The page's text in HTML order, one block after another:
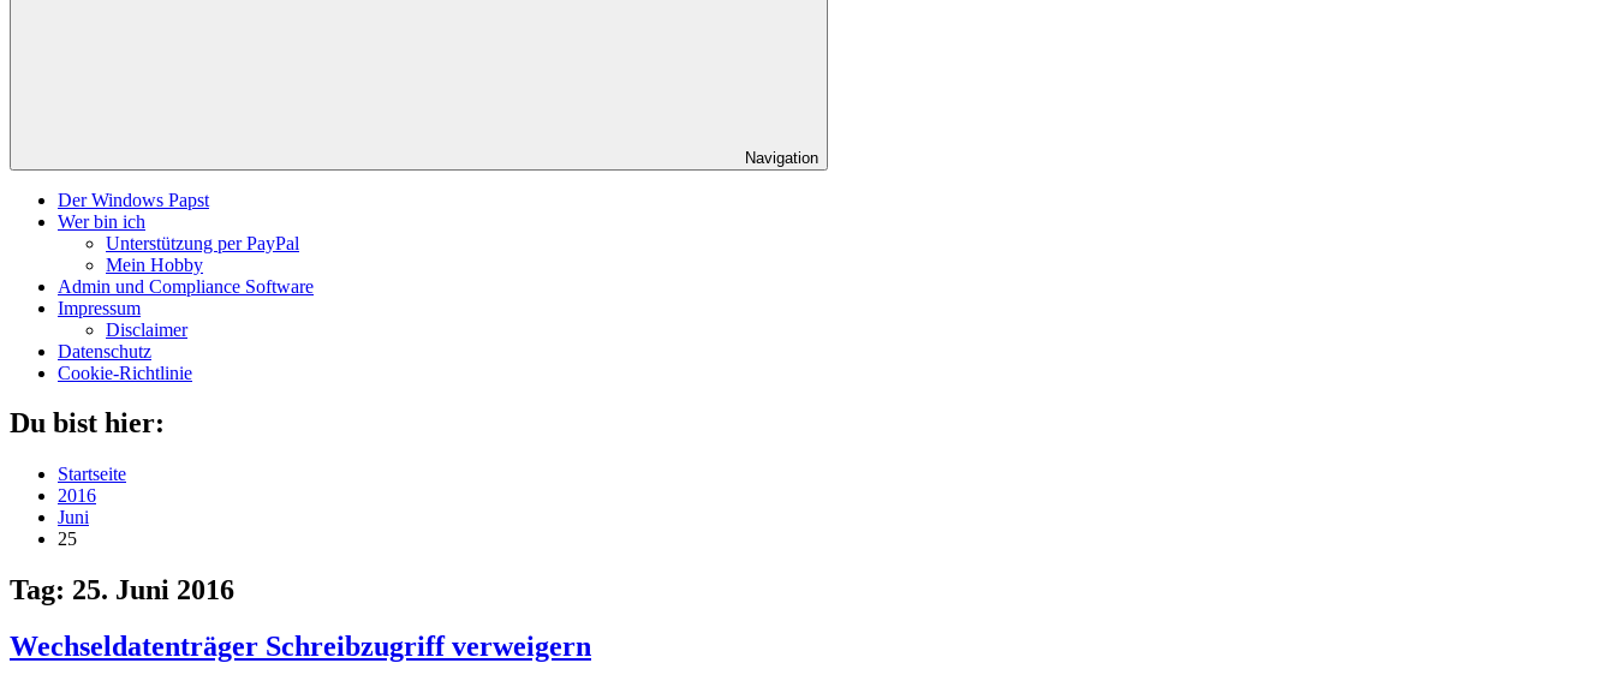
Navigation
Der Windows Papst
Wer bin ich
Unterstützung per PayPal
Mein Hobby
Admin und Compliance Software
Impressum
Disclaimer
Datenschutz
Cookie-Richtlinie
Du bist hier:
Startseite
2016
Juni
25
Tag: 25. Juni 2016
Wechseldatenträger Schreibzugriff verweigern